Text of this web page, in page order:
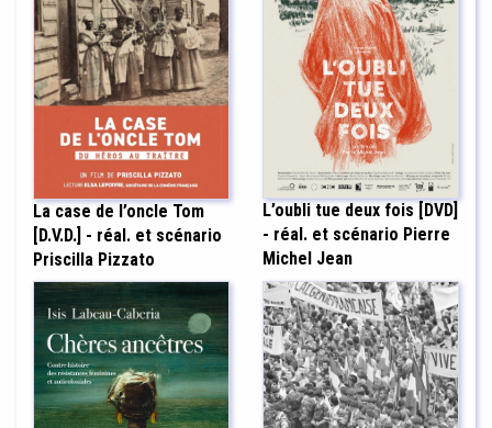
La case de l’oncle Tom
[D.V.D.] - réal. et scénario
Priscilla Pizzato
L’oubli tue deux fois [DVD]
- réal. et scénario Pierre
Michel Jean